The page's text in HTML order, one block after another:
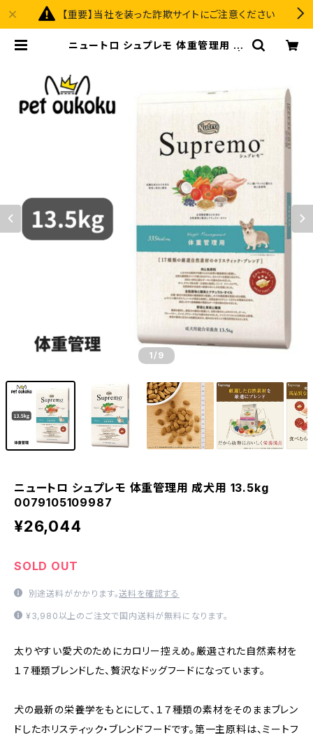
【重要】当社を装った詐欺サイトにご注意ください
ニュートロ シュプレモ 体重管理用 成
1 /9
ニュートロ シュプレモ 体重管理用 成犬用 13.5kg
0079105109987
¥26,044
SOLD OUT
別途送料がかかります。送料を確認する
¥3,980以上のご注文で国内送料が無料になります。
太りやすい愛犬のためにカロリー控えめ。厳選された自然素材を
１７種類ブレンドした、贅沢なドッグフードになっています。
犬の最新の栄養学をもとにして、１７種類の素材をそのままブレン
ドしたホリスティック・ブレンドフードです。第一主原料は、ミートフ